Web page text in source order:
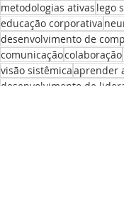
metodologias ativas lego
educação corporativa
desenvolvimento de
comunicaçãocolaboração
visão sistêmicaaprender
desenvolvimento de